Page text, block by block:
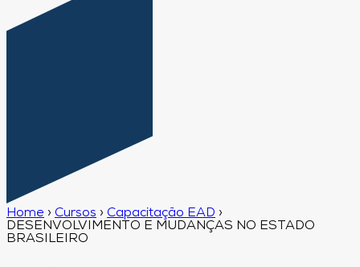
Home › Cursos › Capacitação EAD ›
DESENVOLVIMENTO E MUDANÇAS NO ESTADO
BRASILEIRO